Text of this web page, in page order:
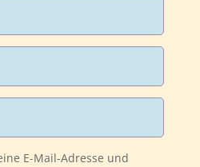
E-Mail-Adresse und